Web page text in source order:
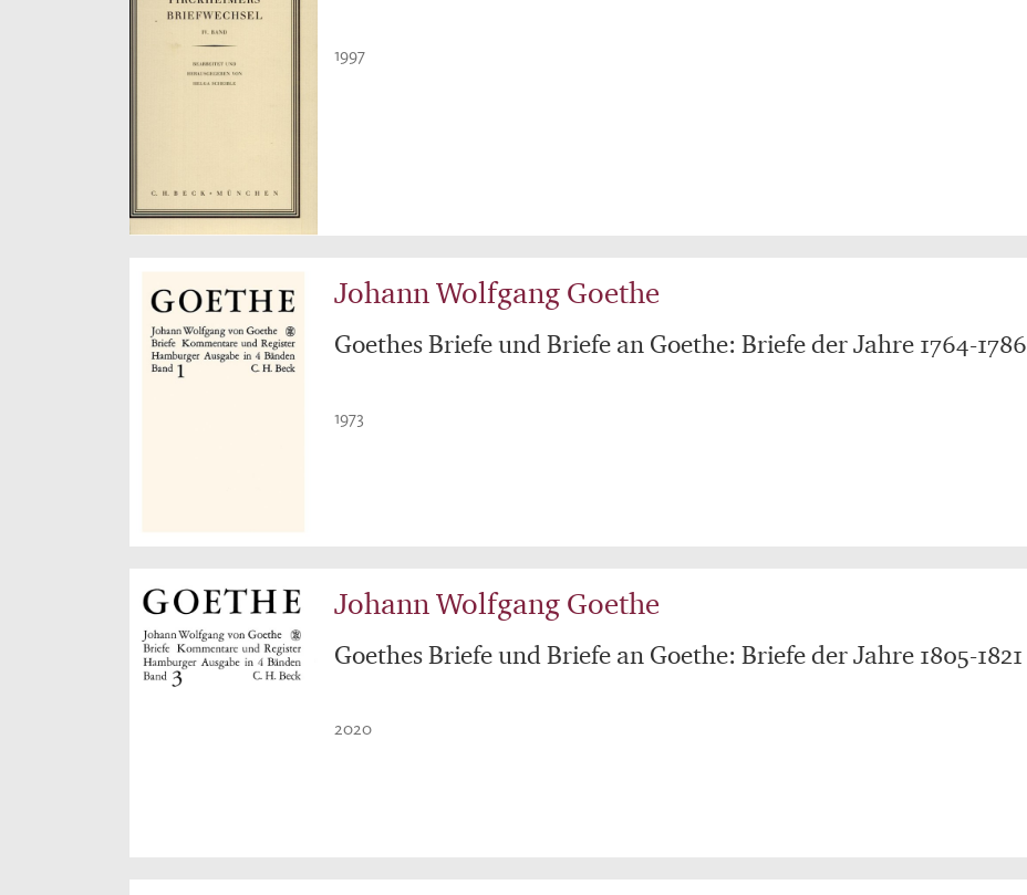
1997
Johann Wolfgang Goethe
Goethes Briefe und Briefe an Goethe: Briefe der Jahre 1764-1786
1973
Johann Wolfgang Goethe
Goethes Briefe und Briefe an Goethe: Briefe der Jahre 1805-1821
2020